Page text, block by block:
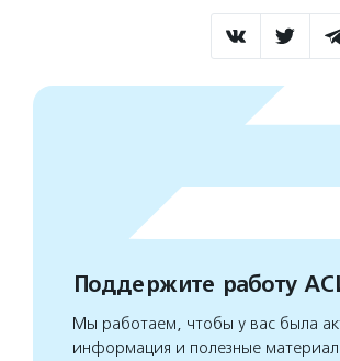
Поддержите работу
Мы работаем, чтобы у вас была
информация и полезные